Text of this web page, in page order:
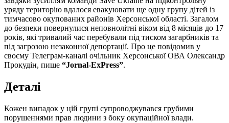
уряду територію вдалося евакуювати ще одну групу дітей із
тимчасово окупованих районів Херсонської області. Загалом
до безпеки повернулися неповнолітні віком від 8 місяців до 17
років, які тривалий час перебували під тиском загарбників та
під загрозою незаконної депортації. Про це повідомив у
своєму Телеграм-каналі очільник Херсонської ОВА Олександр
Прокудін, пише “Jornal-ExPress”.
Деталі
Кожен випадок у цій групі супроводжувався грубими
порушеннями прав людини з боку окупаційної влади.